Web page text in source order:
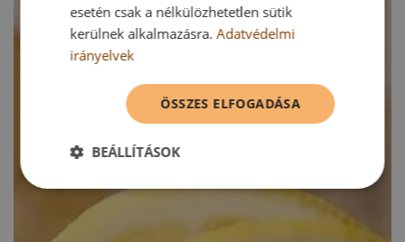
esetén csak a nélkülözhetetlen sütik
kerülnek alkalmazásra.Adatvédelmi
irányelvek
ÖSSZES ELFOGADÁSA
BEÁLLÍTÁSOK